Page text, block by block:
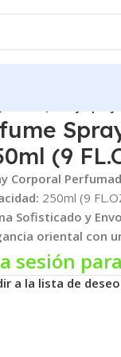
Body Spray
(9
Corporal
250ml (9
Sofisticado y
oriental con
sesión
a la lista de